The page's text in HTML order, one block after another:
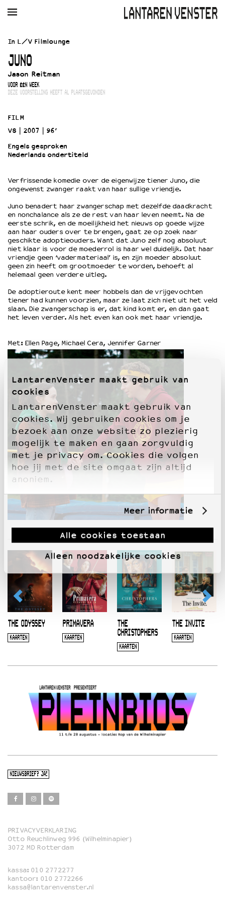
LantarenVenster maakt gebruik van
cookies
LantarenVenster maakt gebruik van
cookies. Wij gebruiken cookies om je
bezoek aan onze website zo plezierig
mogelijk te maken en gaan zorgvuldig
met je privacy om. Cookies die volgen
hoe jij met de site omgaat zijn altijd
anoniem.
Meer informatie
Alle cookies toestaan
Alleen noodzakelijke cookies
AGENDA FILM MUZIEK
Winkelmandje
PLAN JE BEZOEK
Bereikbaarheid
Kaartverkoop
Schoolvoorstellingen
Filmprogramma’s Primair Onderwijs
Speciale educatieprogramma’s
OVER LANTARENVENSTER
Wat we doen
Werken bij
Wie is wie
Word vriend
Historie
Privacyverklaring
Integriteits- en gedragscode
Culturele boycot Israël
Ruimte voor artistieke vrijheid – VNPF
In L/V Filmlounge
JUNO
Jason Reitman
VOOR ÉÉN WEEK
DEZE VOORSTELLING HEEFT AL PLAATSGEVONDEN
FILM
VS
2007
96’
Engels gesproken
Nederlands ondertiteld
Verfrissende komedie over de eigenwijze tiener Juno, die
ongewenst zwanger raakt van haar sullige vriendje.
Juno benadert haar zwangerschap met dezelfde daadkracht
en nonchalance als ze de rest van haar leven neemt. Na de
eerste schrik, en de moeilijkheid het nieuws op goede wijze
aan haar ouders over te brengen, gaat ze op zoek naar
geschikte adoptieouders. Want dat Juno zelf nog absoluut
niet klaar is voor de moederrol is haar wel duidelijk. Dat haar
vriendje geen ‘vadermateriaal’ is, en zijn moeder absoluut
geen zin heeft om grootmoeder te worden, behoeft al
helemaal geen verdere uitleg.
De adoptieroute kent meer hobbels dan de vrijgevochten
tiener had kunnen voorzien, maar ze laat zich niet uit het veld
slaan. Die zwangerschap is er, dat kind komt er, en dan gaat
het leven verder. Als het even kan ook met haar vriendje.
Met: Ellen Page, Michael Cera, Jennifer Garner
THE ODYSSEY
KAARTEN
PRIMAVERA
KAARTEN
THE
CHRISTOPHERS
KAARTEN
THE INVITE
KAARTEN
NIEUWSBRIEF? JA!
Film
Familie
Film in English
PRIVACYVERKLARING
Otto Reuchlinweg 996 (Wilhelminapier)
3072 MD Rotterdam
kassa: 010 2772277
kantoor: 010 2772266
kassa@lantarenvenster.nl